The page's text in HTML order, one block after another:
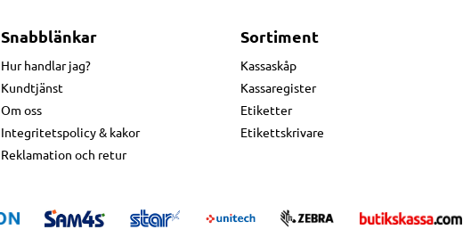
Snabblänkar
Hur handlar jag?
Kundtjänst
Om oss
Integritetspolicy & kakor
Reklamation och retur
Sortiment
Kassaskåp
Kassaregister
Etiketter
Etikettskrivare